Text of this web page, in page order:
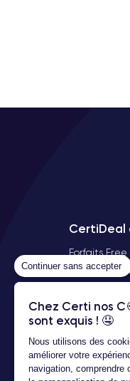
Continuer sans accepter
Chez Certi nos
sont exquis ! 🤤
Nous utilisons des
améliorer votre
navigation, comprendre
CertiDeal
Forfaits
Offre Free